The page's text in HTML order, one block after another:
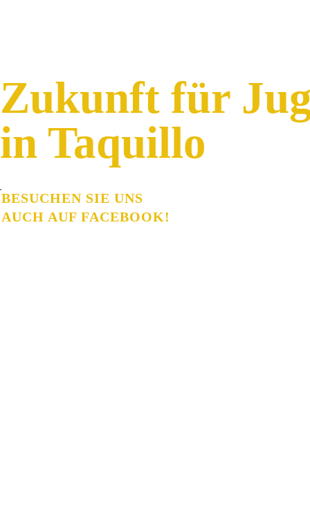
Zukunft für
in Taquillo
Ein kleines, lebendiges und kreatives
BESUCHEN SIE UNS
AUCH AUF FACEBOOK!